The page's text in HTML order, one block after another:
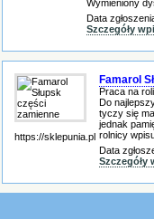
Wymieniony
Data
Szczegóły
https://sklepunia.pl
Famarol
Praca na
Do
tyczy się
jednak
rolnicy
Data
Szczegóły